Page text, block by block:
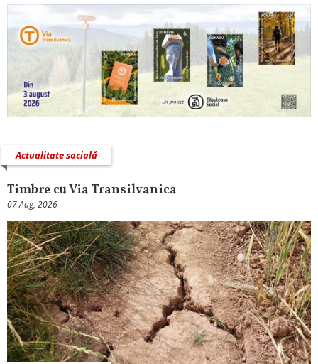
Actualitate socială
Timbre cu Via Transilvanica
07 Aug, 2026